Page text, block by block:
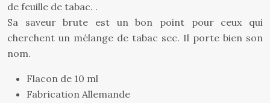
de feuille de tabac. .
Sa saveur brute est un bon point pour ceux qui
cherchent un mélange de tabac sec. Il porte bien son
nom.
Flacon de 10 ml
Fabrication Allemande